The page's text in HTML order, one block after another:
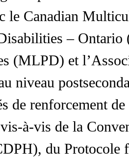
le Canadian
– Ontario
(MLPD) et
niveau
de renforcement
à-vis de la
du Protocole